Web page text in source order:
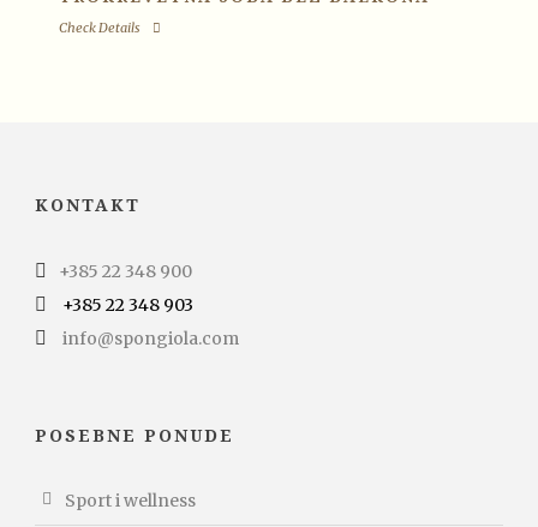
Check Details
KONTAKT
+385 22 348 900
+385 22 348 903
info@spongiola.com
POSEBNE PONUDE
Sport i wellness